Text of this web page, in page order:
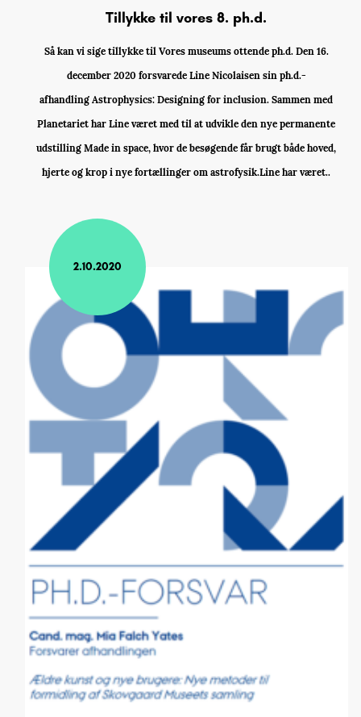
Tillykke til vores 8. ph.d.
Så kan vi sige tillykke til Vores museums ottende ph.d. Den 16.
december 2020 forsvarede Line Nicolaisen sin ph.d.-
afhandling Astrophysics: Designing for inclusion. Sammen med
Planetariet har Line været med til at udvikle den nye permanente
udstilling Made in space, hvor de besøgende får brugt både hoved,
hjerte og krop i nye fortællinger om astrofysik.Line har været..
2.10.2020